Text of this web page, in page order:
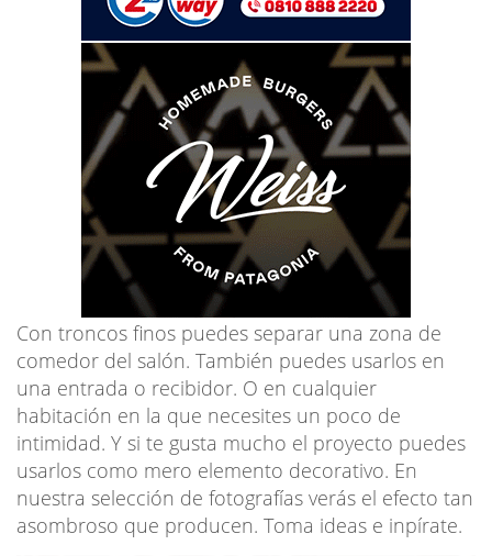
Con troncos finos puedes separar una zona de
comedor del salón. También puedes usarlos en
una entrada o recibidor. O en cualquier
habitación en la que necesites un poco de
intimidad. Y si te gusta mucho el proyecto puedes
usarlos como mero elemento decorativo. En
nuestra selección de fotografías verás el efecto tan
asombroso que producen. Toma ideas e inpírate.